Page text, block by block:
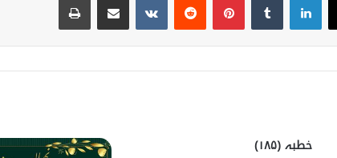
خطبہ (۱۸۵)